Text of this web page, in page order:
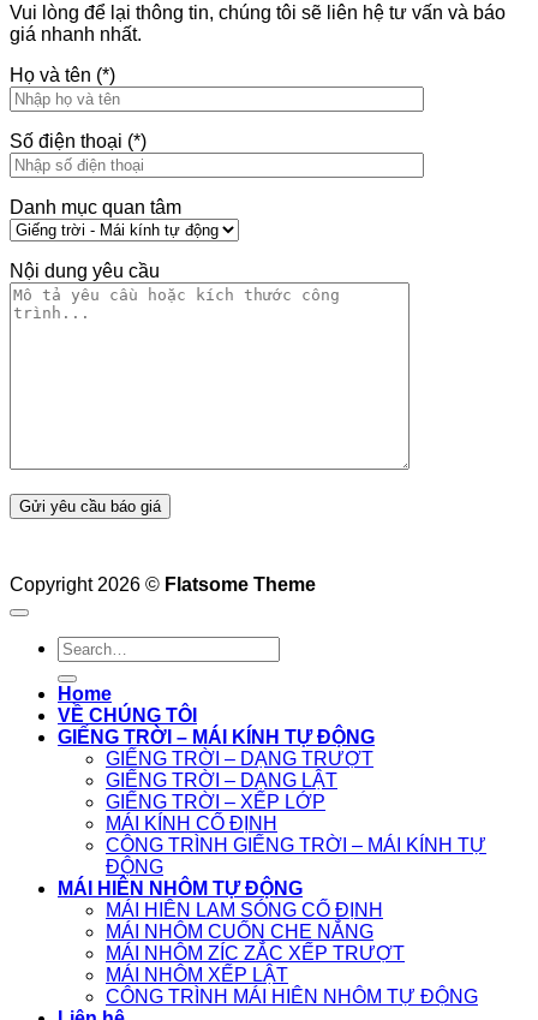
Vui lòng để lại thông tin, chúng tôi sẽ liên hệ tư vấn và báo
giá nhanh nhất.
Họ và tên (*)
Số điện thoại (*)
Danh mục quan tâm
Nội dung yêu cầu
Copyright 2026 © Flatsome Theme
Home
VỀ CHÚNG TÔI
GIẾNG TRỜI – MÁI KÍNH TỰ ĐỘNG
GIẾNG TRỜI – DẠNG TRƯỢT
GIẾNG TRỜI – DẠNG LẬT
GIẾNG TRỜI – XẾP LỚP
MÁI KÍNH CỐ ĐỊNH
CÔNG TRÌNH GIẾNG TRỜI – MÁI KÍNH TỰ
ĐỘNG
MÁI HIÊN NHÔM TỰ ĐỘNG
MÁI HIÊN LAM SÓNG CỐ ĐỊNH
MÁI NHÔM CUỐN CHE NẮNG
MÁI NHÔM ZÍC ZẮC XẾP TRƯỢT
MÁI NHÔM XẾP LẬT
CÔNG TRÌNH MÁI HIÊN NHÔM TỰ ĐỘNG